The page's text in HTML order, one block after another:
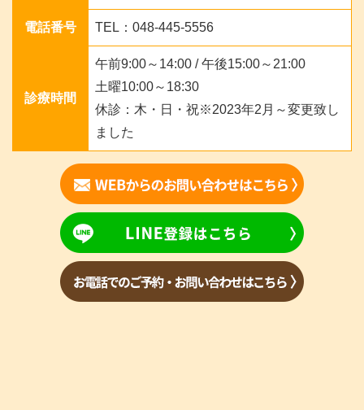
電話番号 TEL：048-445-5556
診療時間
午前9:00～14:00 / 午後15:00～21:00
土曜10:00～18:30
休診：木・日・祝※2023年2月～変更致し
ました